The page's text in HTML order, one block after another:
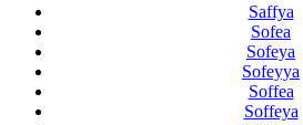
Saffya
Sofea
Sofeya
Sofeyya
Soffea
Soffeya